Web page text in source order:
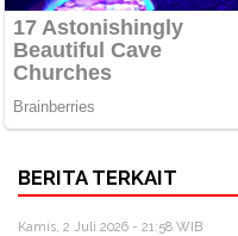
BERITA TERKAIT
Kamis, 2 Juli 2026 - 21:58 WIB